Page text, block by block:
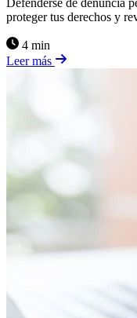
proteger tus derechos y
4 min
Leer más